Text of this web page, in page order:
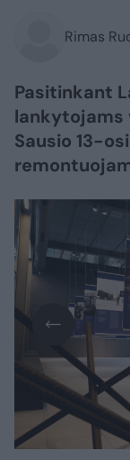
Rimas
Pasitinkant
lankytojams
Sausio 13-